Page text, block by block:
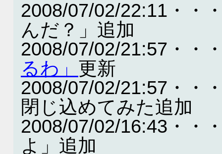
2008/07/02/22:11・・
んだ？」追加
2008/07/02/21:57・・
るわ」 更新
2008/07/02/21:57・・
閉じ込めてみた追加
2008/07/02/16:43・・
よ」追加